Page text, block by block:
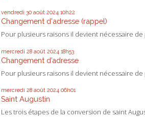
vendredi 30 août 2024 10h22
Changement d'adresse (rappel)
Pour plusieurs raisons il devient nécessaire de
mercredi 28 août 2024 18h53
Changement d’adresse
Pour plusieurs raisons il devient nécessaire de
mercredi 28 août 2024 06h01
Saint Augustin
Les trois étapes de la conversion de saint